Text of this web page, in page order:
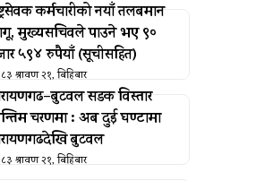
कर्मचारीको नयाँ तलबमान
मुख्यसचिवले पाउने भए ९०
५९४ रुपैयाँ (सूचीसहित)
श्रावण २१, बिहिबार
सडक विस्तार
चरणमा : अब दुई घण्टामा
बुटवल
श्रावण २१, बिहिबार